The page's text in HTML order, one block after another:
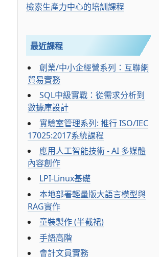
檢索生產力中心的培訓課程
最近課程
創業/中小企經營系列：互聯網
貿易實務
SQL中級實戰：從需求分析到
數據庫設計
實驗室管理系列: 推行 ISO/IEC
17025:2017系統課程
應用人工智能技術 - AI 多媒體
內容創作
LPI-Linux基礎
本地部署輕量版大語言模型與
RAG實作
童裝製作 (半截裙)
手語高階
會計文員實務